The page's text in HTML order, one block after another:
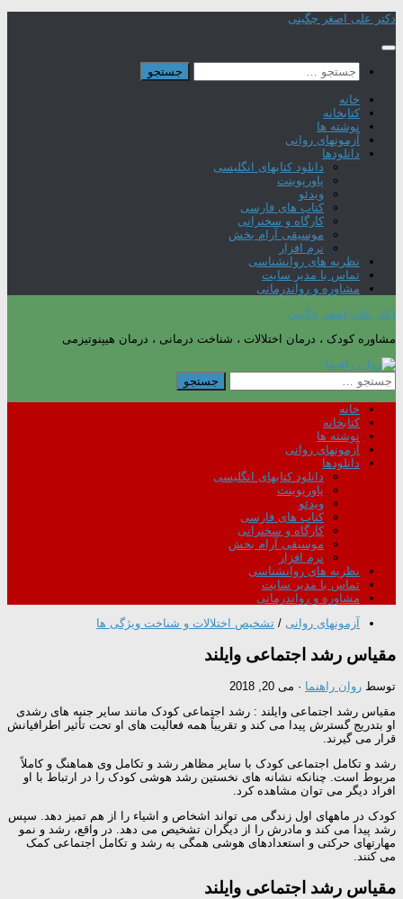
Skip
content
دکتر علی اصغر چگینی
جستجو
برای:
خانه
کتابخانه
نوشته ها
آزمونهای روانی
دانلودها
دانلود کتابهای انگلیسی
پاورپوینت
ویدئو
کتاب های فارسی
کارگاه و سخنرانی
موسیقی آرام بخش
نرم افزار
نظریه های روانشناسی
تماس با مدیر سایت
مشاوره و رواندرمانی
دکتر علی اصغر چگینی
مشاوره کودک ، درمان اختلالات ، شناخت درمانی ، درمان هیپنوتیزمی
جستجو
برای:
خانه
کتابخانه
نوشته ها
آزمونهای روانی
دانلودها
دانلود کتابهای انگلیسی
پاورپوینت
ویدئو
کتاب های فارسی
کارگاه و سخنرانی
موسیقی آرام بخش
نرم افزار
نظریه های روانشناسی
تماس با مدیر سایت
مشاوره و رواندرمانی
آزمونهای روانی / تشخیص اختلالات و شناخت ویژگی ها
مقیاس رشد اجتماعی وایلند
توسط روان راهنما · می 20, 2018
مقیاس رشد اجتماعی وایلند : رشد اجتماعی کودک مانند سایر جنبه های رشدی
او بتدریج گسترش پیدا می کند و تقریباً همه فعالیت های او تحت تأثیر اطرافیانش
قرار می گیرند.
رشد و تکامل اجتماعی کودک با سایر مظاهر رشد و تکامل وی هماهنگ و کاملاً
مربوط است. چنانکه نشانه های نخستین رشد هوشی کودک را در ارتباط با او
افراد دیگر می توان مشاهده کرد.
کودک در ماههای اول زندگی می تواند اشخاص و اشیاء را از هم تمیز دهد. سپس
رشد پیدا می کند و مادرش را از دیگران تشخیص می دهد. در واقع، رشد و نمو
مهارتهای حرکتی و استعدادهای هوشی همگی به رشد و تکامل اجتماعی کمک
می کنند.
مقیاس رشد اجتماعی وایلند